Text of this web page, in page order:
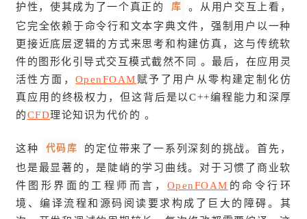
护性，使其成为了一个真正的
库
。从用户交互上看，
它完全依赖于命令行和文本字典文件，强制用户以一种
更接近底层逻辑的方式来思考和构建仿真，这与传统软
件的图形化引导式交互模式截然不同 。最后，在应用灵
活性方面， OpenFOAM 赋予了用户从零构建定制化仿
真应用的终极权力，但这背后是以C++编程能力和深厚
的CFD理论知识为代价的 。
这种 代码库
的定位带来了一系列深刻的挑战。首先，
也是最显著的，是陡峭的学习曲线。对于习惯了商业软
件图形界面的工程师而言， OpenFOAM 的命令行环
境、编译流程和源码阅读要求构成了巨大的障碍。其